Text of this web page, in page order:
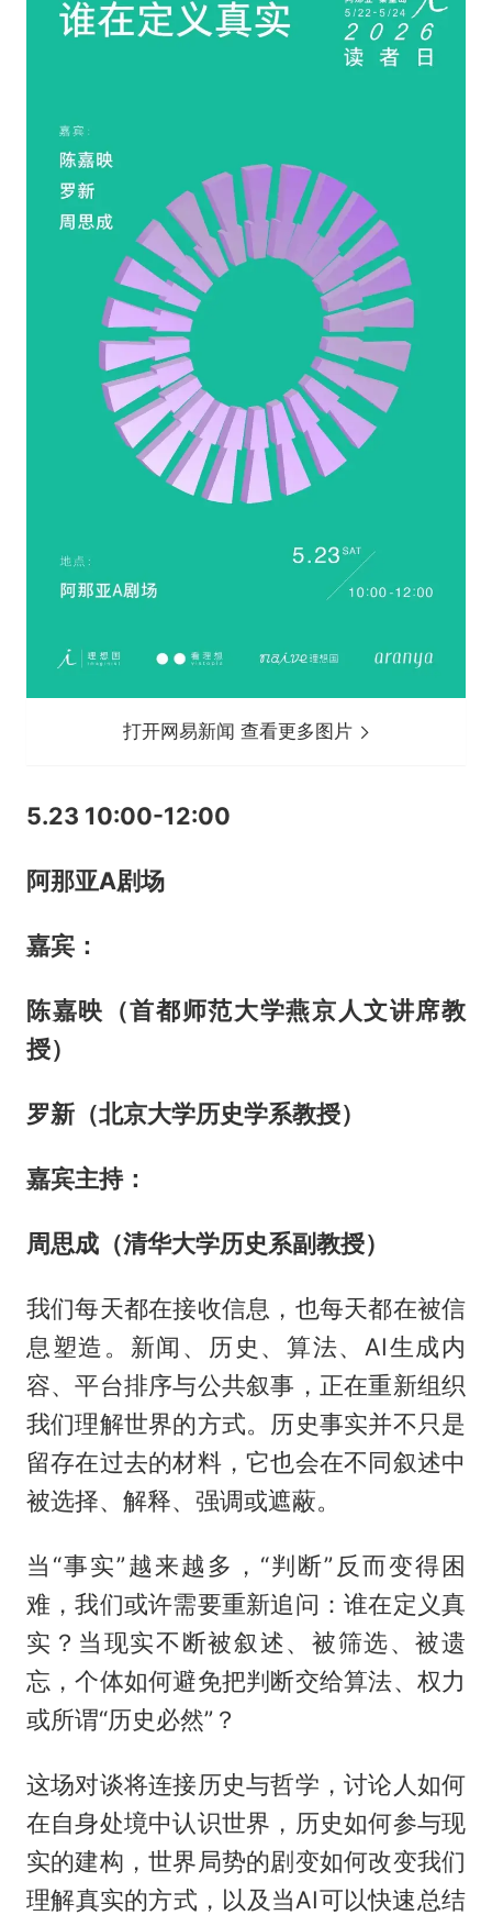
打开网易新闻 查看更多图片
5.23 10:00-12:00
阿那亚A剧场
嘉宾：
陈嘉映（首都师范大学燕京人文讲席教
授）
罗新（北京大学历史学系教授）
嘉宾主持：
周思成（清华大学历史系副教授）
我们每天都在接收信息，也每天都在被信
息塑造。新闻、历史、算法、AI生成内
容、平台排序与公共叙事，正在重新组织
我们理解世界的方式。历史事实并不只是
留存在过去的材料，它也会在不同叙述中
被选择、解释、强调或遮蔽。
当“事实”越来越多，“判断”反而变得困
难，我们或许需要重新追问：谁在定义真
实？当现实不断被叙述、被筛选、被遗
忘，个体如何避免把判断交给算法、权力
或所谓“历史必然”？
这场对谈将连接历史与哲学，讨论人如何
在自身处境中认识世界，历史如何参与现
实的建构，世界局势的剧变如何改变我们
理解真实的方式，以及当AI可以快速总结